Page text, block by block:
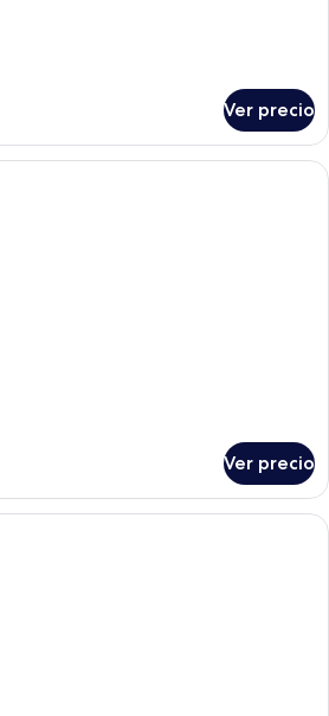
Ver precio
Un dormitorio con un ventanal
Ver precio
Un dormitorio con cama, una mesita